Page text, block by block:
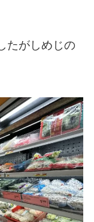
たがしめじの